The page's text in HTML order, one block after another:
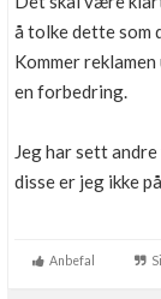
å tolke dette som
Kommer
en forbedring.
Jeg har sett
disse er jeg ikke
Anbefal